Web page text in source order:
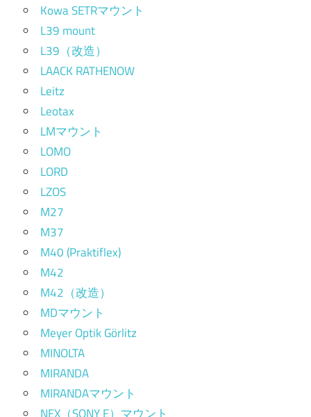
Kowa SETRマウント
L39 mount
L39（改造）
LAACK RATHENOW
Leitz
Leotax
LMマウント
LOMO
LORD
LZOS
M27
M37
M40 (Praktiflex)
M42
M42（改造）
MDマウント
Meyer Optik Görlitz
MINOLTA
MIRANDA
MIRANDAマウント